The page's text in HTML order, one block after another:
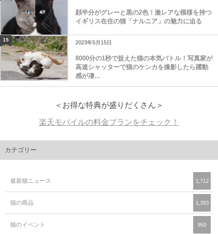
顔半分がグレーと黒の2色！激レアな模様を持つ
イギリス在住の猫「ナルニア」の魅力に迫る
15 2023年5月15日
8000分の1秒で捉えた猫の本気バトル！写真家が
高速シャッターで猫のケンカを撮影したら躍動
感が凄...
＜お得な特典が盛りだくさん＞
楽天モバイルの料金プランをチェック！
カテゴリー
最新猫ニュース 1,712
猫の商品 1,393
猫のイベント 950